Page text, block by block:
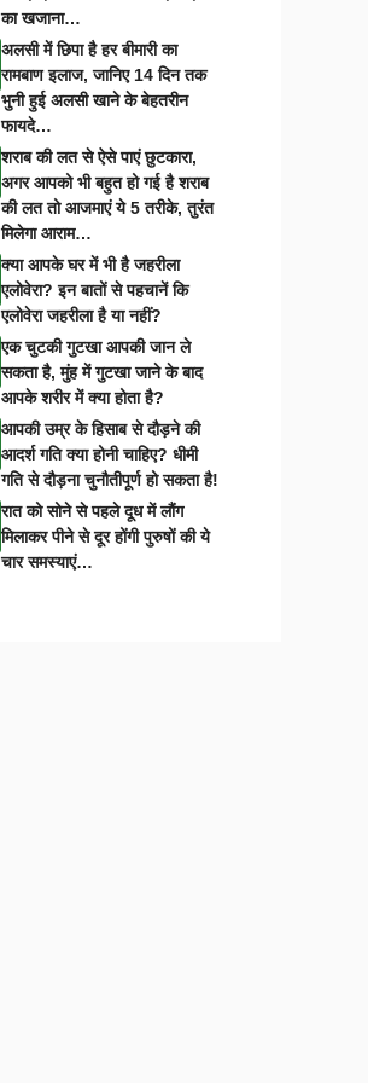
का खजाना…
अलसी में छिपा है हर बीमारी का
रामबाण इलाज, जानिए 14 दिन तक
भुनी हुई अलसी खाने के बेहतरीन
फायदे…
शराब की लत से ऐसे पाएं छुटकारा,
अगर आपको भी बहुत हो गई है शराब
की लत तो आजमाएं ये 5 तरीके, तुरंत
मिलेगा आराम…
क्या आपके घर में भी है जहरीला
एलोवेरा? इन बातों से पहचानें कि
एलोवेरा जहरीला है या नहीं?
एक चुटकी गुटखा आपकी जान ले
सकता है, मुंह में गुटखा जाने के बाद
आपके शरीर में क्या होता है?
आपकी उम्र के हिसाब से दौड़ने की
आदर्श गति क्या होनी चाहिए? धीमी
गति से दौड़ना चुनौतीपूर्ण हो सकता है!
रात को सोने से पहले दूध में लौंग
मिलाकर पीने से दूर होंगी पुरुषों की ये
चार समस्याएं…